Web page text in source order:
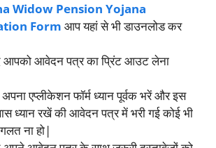
Widow Pension Yojana
Form आप यहां से भी डाउनलोड कर
आपको आवेदन पत्र का प्रिंट आउट लेना
एप्लीकेशन फॉर्म ध्यान पूर्वक भरें और इस
ध्यान रखें की आवेदन पत्र में भरी गई कोई भी
ना हो|